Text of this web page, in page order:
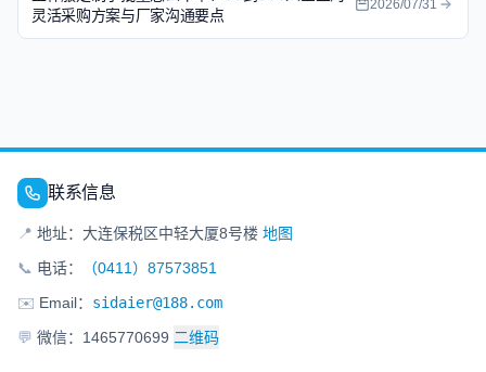
灵活采购方案与厂家沟通要点
2026/07/31
联系信息
📍 地址：大连保税区中轻大厦8号楼 地图
📞 电话：
（0411）87573851
✉️ Email： sidaier@188.com
💬 微信：1465770699 二维码